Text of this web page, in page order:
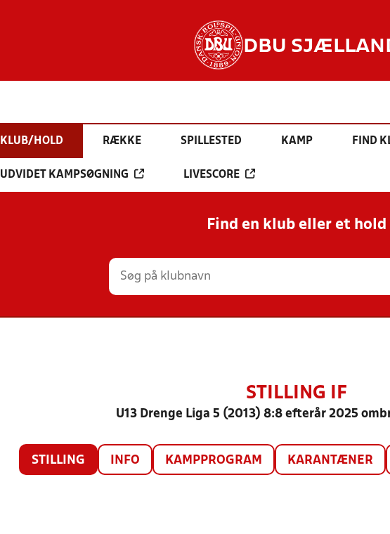
DBU
KLUB/HOLD RÆKKE SPILLESTED KAMP FIND
UDVIDET KAMPSØGNING LIVESCORE
Find en klub eller et hold
STILLING IF
U13 Drenge Liga 5 (2013) 8:8 efterår 2025
STILLING INFO KAMPPROGRAM KARANTÆNER